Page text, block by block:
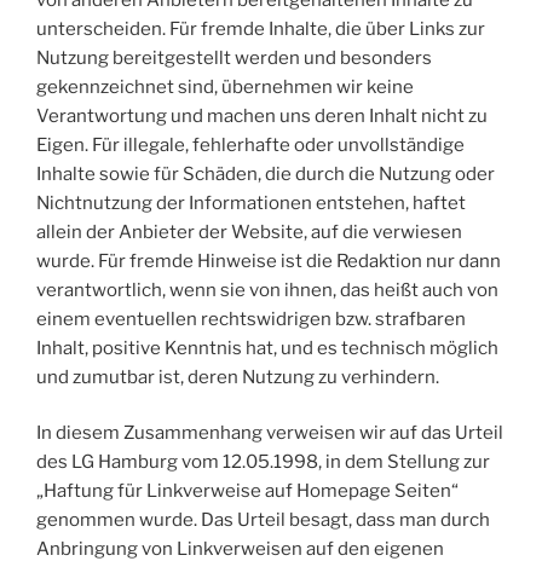
unterscheiden. Für fremde Inhalte, die über Links zur
Nutzung bereitgestellt werden und besonders
gekennzeichnet sind, übernehmen wir keine
Verantwortung und machen uns deren Inhalt nicht zu
Eigen. Für illegale, fehlerhafte oder unvollständige
Inhalte sowie für Schäden, die durch die Nutzung oder
Nichtnutzung der Informationen entstehen, haftet
allein der Anbieter der Website, auf die verwiesen
wurde. Für fremde Hinweise ist die Redaktion nur dann
verantwortlich, wenn sie von ihnen, das heißt auch von
einem eventuellen rechtswidrigen bzw. strafbaren
Inhalt, positive Kenntnis hat, und es technisch möglich
und zumutbar ist, deren Nutzung zu verhindern.
In diesem Zusammenhang verweisen wir auf das Urteil
des LG Hamburg vom 12.05.1998, in dem Stellung zur
„Haftung für Linkverweise auf Homepage Seiten“
genommen wurde. Das Urteil besagt, dass man durch
Anbringung von Linkverweisen auf den eigenen